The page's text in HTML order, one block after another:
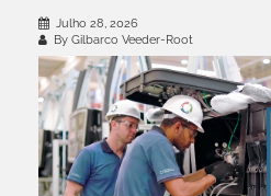
Julho 28, 2026
By Gilbarco Veeder-Root